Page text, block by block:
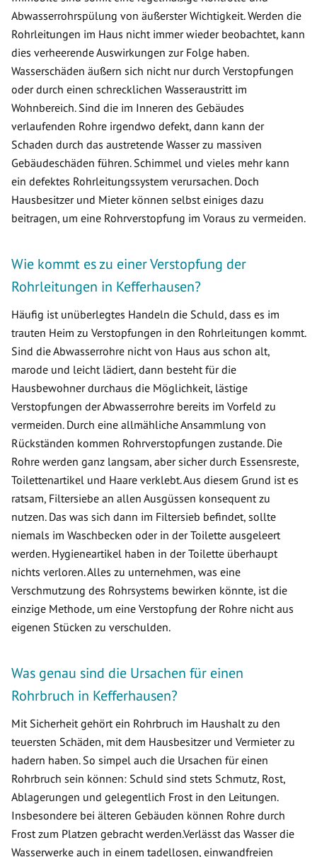
Abwasserrohrspülung von äußerster Wichtigkeit. Werden die
Rohrleitungen im Haus nicht immer wieder beobachtet, kann
dies verheerende Auswirkungen zur Folge haben.
Wasserschäden äußern sich nicht nur durch Verstopfungen
oder durch einen schrecklichen Wasseraustritt im
Wohnbereich. Sind die im Inneren des Gebäudes
verlaufenden Rohre irgendwo defekt, dann kann der
Schaden durch das austretende Wasser zu massiven
Gebäudeschäden führen. Schimmel und vieles mehr kann
ein defektes Rohrleitungssystem verursachen. Doch
Hausbesitzer und Mieter können selbst einiges dazu
beitragen, um eine Rohrverstopfung im Voraus zu vermeiden.
Wie kommt es zu einer Verstopfung der
Rohrleitungen in Kefferhausen?
Häufig ist unüberlegtes Handeln die Schuld, dass es im
trauten Heim zu Verstopfungen in den Rohrleitungen kommt.
Sind die Abwasserrohre nicht von Haus aus schon alt,
marode und leicht lädiert, dann besteht für die
Hausbewohner durchaus die Möglichkeit, lästige
Verstopfungen der Abwasserrohre bereits im Vorfeld zu
vermeiden. Durch eine allmähliche Ansammlung von
Rückständen kommen Rohrverstopfungen zustande. Die
Rohre werden ganz langsam, aber sicher durch Essensreste,
Toilettenartikel und Haare verklebt. Aus diesem Grund ist es
ratsam, Filtersiebe an allen Ausgüssen konsequent zu
nutzen. Das was sich dann im Filtersieb befindet, sollte
niemals im Waschbecken oder in der Toilette ausgeleert
werden. Hygieneartikel haben in der Toilette überhaupt
nichts verloren. Alles zu unternehmen, was eine
Verschmutzung des Rohrsystems bewirken könnte, ist die
einzige Methode, um eine Verstopfung der Rohre nicht aus
eigenen Stücken zu verschulden.
Was genau sind die Ursachen für einen
Rohrbruch in Kefferhausen?
Mit Sicherheit gehört ein Rohrbruch im Haushalt zu den
teuersten Schäden, mit dem Hausbesitzer und Vermieter zu
hadern haben. So simpel auch die Ursachen für einen
Rohrbruch sein können: Schuld sind stets Schmutz, Rost,
Ablagerungen und gelegentlich Frost in den Leitungen.
Insbesondere bei älteren Gebäuden können Rohre durch
Frost zum Platzen gebracht werden.Verlässt das Wasser die
Wasserwerke auch in einem tadellosen, einwandfreien